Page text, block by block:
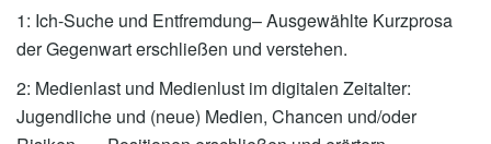
1: Ich-Suche und Entfremdung– Ausgewählte Kurzprosa
der Gegenwart erschließen und verstehen.
2: Medienlast und Medienlust im digitalen Zeitalter:
Jugendliche und (neue) Medien, Chancen und/oder